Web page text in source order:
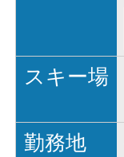
スキー場
勤務地